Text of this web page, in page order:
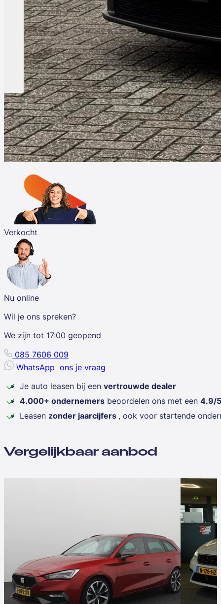
Verkocht
Nu online
Wil je ons spreken?
We zijn tot 17:00 geopend
085 7606 009
WhatsApp ons je vraag
Je auto leasen bij een vertrouwde dealer
4.000+ ondernemers beoordelen ons met een 4.9/5
Leasen zonder jaarcijfers , ook voor startende
Vergelijkbaar aanbod